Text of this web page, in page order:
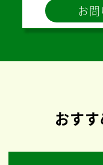
お
おす